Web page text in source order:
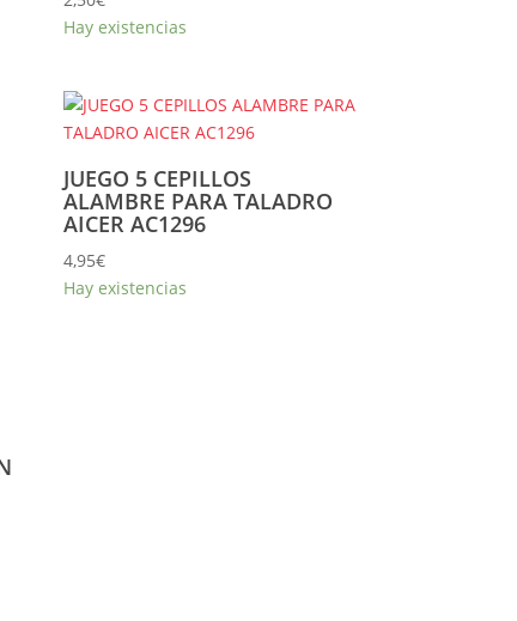
Hay existencias
JUEGO 5 CEPILLOS
ALAMBRE PARA TALADRO
AICER AC1296
4,95€
Hay existencias